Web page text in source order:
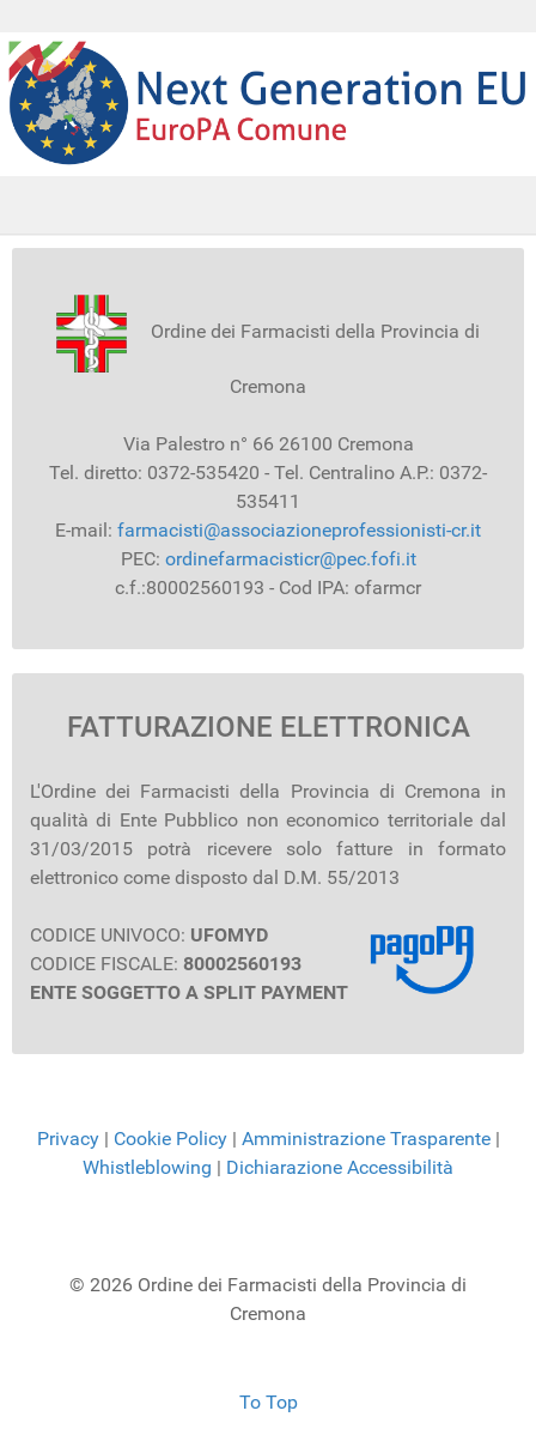
Ordine dei Farmacisti della Provincia di
Cremona
Via Palestro n° 66 26100 Cremona
Tel. diretto: 0372-535420 - Tel. Centralino A.P.: 0372-
535411
E-mail: farmacisti@associazioneprofessionisti-cr.it
PEC: ordinefarmacisticr@pec.fofi.it
c.f.:80002560193 - Cod IPA: ofarmcr
FATTURAZIONE ELETTRONICA
L'Ordine dei Farmacisti della Provincia di Cremona in
qualità di Ente Pubblico non economico territoriale dal
31/03/2015 potrà ricevere solo fatture in formato
elettronico come disposto dal D.M. 55/2013
CODICE UNIVOCO: UFOMYD
CODICE FISCALE: 80002560193
ENTE SOGGETTO A SPLIT PAYMENT
Privacy | Cookie Policy| Amministrazione Trasparente|
Whistleblowing | Dichiarazione Accessibilità
© 2026 Ordine dei Farmacisti della Provincia di
Cremona
To Top